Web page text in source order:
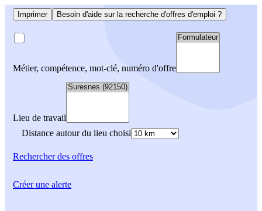
Imprimer Besoin d'aide sur la recherche d'offres d'emploi ?
Métier, compétence, mot-clé, numéro d'offre
Lieu de travail
Distance autour du lieu choisi
Rechercherdes offres
Créer une alerte